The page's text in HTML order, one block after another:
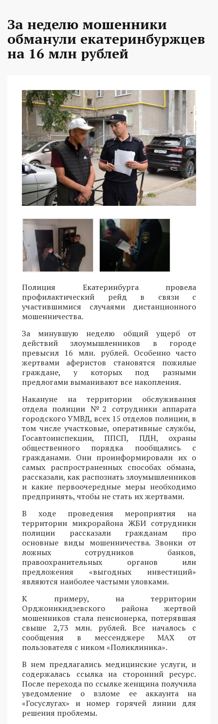
За неделю мошенники
обманули екатеринбуржцев
на 16 млн рублей
Полиция Екатеринбурга провела
профилактический рейд в связи с
участившимися случаями дистанционного
мошенничества.
За минувшую неделю общий ущерб от
действий злоумышленников в городе
превысил 16 млн. рублей. Особенно часто
жертвами аферистов становятся пожилые
граждане, у которых под разными
предлогами выманивают все накопления.
Накануне на территории обслуживания
отдела полиции №2 сотрудники аппарата
городского УМВД, всех 15 отделов полиции, в
том числе участковые, оперативные службы,
Госавтоинспекции, ППСП, ПДН, охраны
общественного порядка пообщались с
гражданами. Они проинформировали их о
самых распространенных способах обмана,
рассказали, как распознать злоумышленников
и какие первоочередные меры необходимо
предпринять, чтобы не стать их жертвами.
В ходе проведения мероприятия на
территории микрорайона ЖБИ сотрудники
полиции рассказали гражданам про
основные виды мошенничества. Звонки от
ложных сотрудников банков,
правоохранительных органов или
предложения «выгодных инвестиций»
являются наиболее частыми уловками.
К примеру, на территории
Орджоникидзевского района жертвой
мошенников стала пенсионерка, потерявшая
свыше 2,73 млн. рублей. Все началось с
сообщения в мессенджере MAX от
пользователя с ником «Поликлиника».
В нем предлагались медицинские услуги, и
содержалась ссылка на сторонний ресурс.
После перехода по ссылке женщина получила
уведомление о взломе ее аккаунта на
«Госуслугах» и номер горячей линии для
решения проблемы.